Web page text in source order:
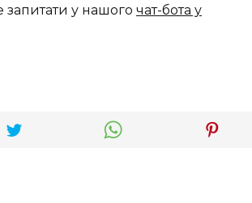
у нашого чат-бота у